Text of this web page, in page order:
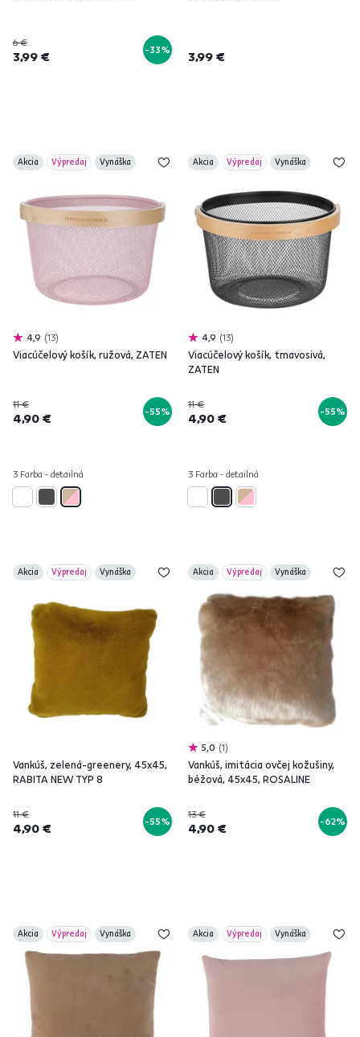
6 €
3,99 € -33% 3,99 €
Akcia Výpredaj Vynáška
4,9 13
Viacúčelový košík, ružová, ZATEN
11 €
4,90 € -55%
3 Farba - detailná
Akcia Výpredaj Vynáška
4,9 13
Viacúčelový košík, tmavosivá,
ZATEN
11 €
4,90 € -55%
3 Farba - detailná
Akcia Výpredaj Vynáška
Vankúš, zelená-greenery, 45x45,
RABITA NEW TYP 8
11 €
4,90 € -55%
Akcia Výpredaj Vynáška
5,0 1
Vankúš, imitácia ovčej kožušiny,
béžová, 45x45, ROSALINE
13 €
4,90 € -62%
Akcia Výpredaj Vynáška Akcia Výpredaj Vynáška